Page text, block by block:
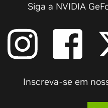
Siga a NVIDIA
Inscreva-se em